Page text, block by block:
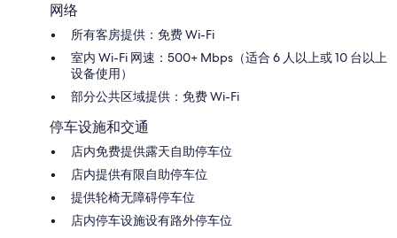
网络
所有客房提供：免费 Wi-Fi
室内 Wi-Fi 网速：500+ Mbps（适合 6 人以上或 10 台以上
设备使用）
部分公共区域提供：免费 Wi-Fi
停车设施和交通
店内免费提供露天自助停车位
店内提供有限自助停车位
提供轮椅无障碍停车位
店内停车设施设有路外停车位